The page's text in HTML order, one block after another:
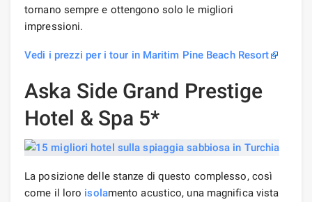
tornano sempre e ottengono solo le migliori
impressioni.
Vedi i prezzi per i tour in Maritim Pine Beach Resort
Aska Side Grand Prestige
Hotel & Spa 5*
La posizione delle stanze di questo complesso, così
come il loro isolamento acustico, una magnifica vista